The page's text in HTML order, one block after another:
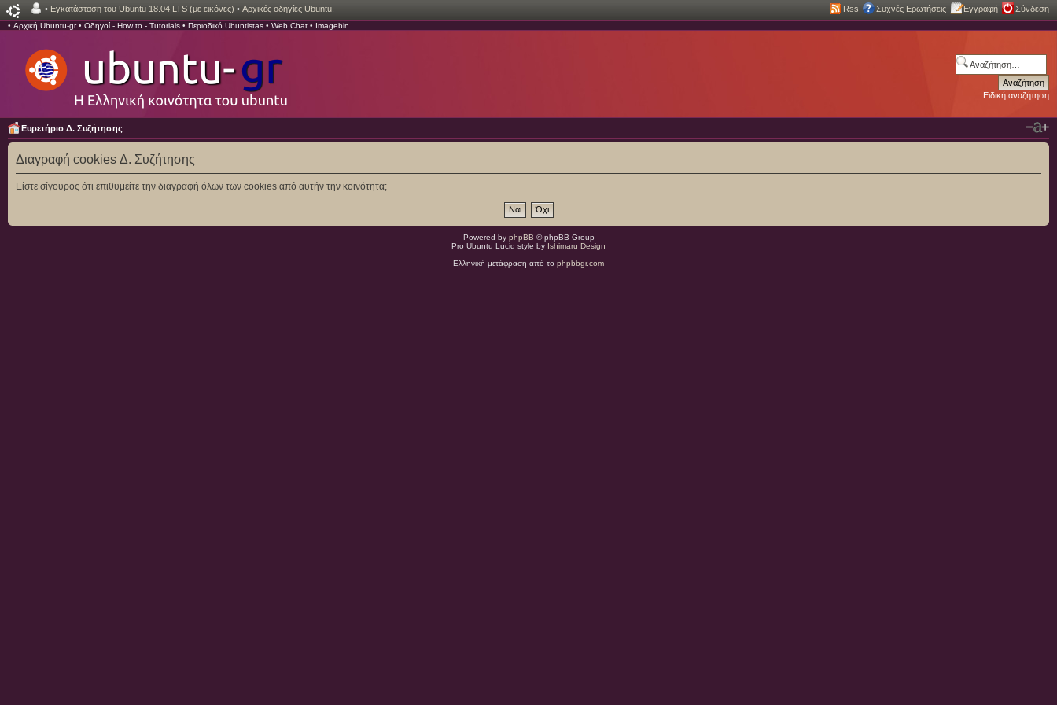
• Εγκατάσταση του Ubuntu 18.04 LTS (με εικόνες) • Αρχικές οδηγίες Ubuntu. Rss Συχνές Ερωτήσεις Εγγραφή Σύνδεση
• Αρχική Ubuntu-gr• Οδηγοί - How to - Tutorials • Περιοδικό Ubuntistas • Web Chat • Imagebin
Ειδική αναζήτηση
Ευρετήριο Δ. Συζήτησης
Διαγραφή cookies Δ. Συζήτησης
Είστε σίγουρος ότι επιθυμείτε την διαγραφή όλων των cookies από αυτήν την κοινότητα;
Powered by phpBB © phpBB Group
Pro Ubuntu Lucid style by Ishimaru Design
Ελληνική μετάφραση από το phpbbgr.com